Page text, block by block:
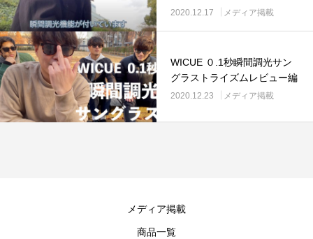
2020.12.17 メディア掲載
WICUE ０.1秒瞬間調光サン
グラストライズムレビュー編
2020.12.23 メディア掲載
メディア掲載
商品一覧